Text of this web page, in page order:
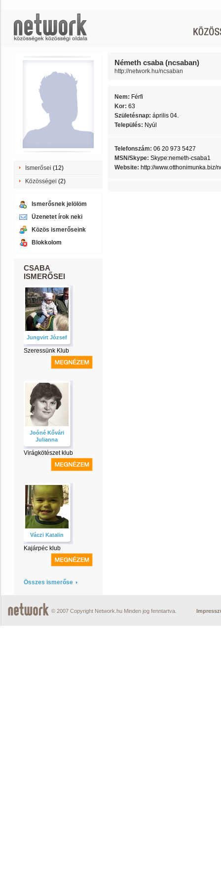
Ismerősei (12)
Közösségei (2)
Ismerősnek jelölöm
Üzenetet írok neki
Közös ismerőseink
Blokkolom
CSABA
ISMERŐSEI
Jungvirt József
Szeressünk Klub
Joóné Kővári
Julianna
Virágkötészet klub
Váczi Katalin
Kajárpéc klub
Összes ismerőse
Németh csaba (ncsaban)
http://network.hu/ncsaban
Nem: Férfi
Kor: 63
Születésnap: április 04.
Település: Nyúl
Telefonszám: 06 20 973 5427
MSN/Skype: Skype:nemeth-csaba1
Website: http://www.otthonimunka.biz/
© 2007 Copyright Network.hu Minden jog fenntartva.